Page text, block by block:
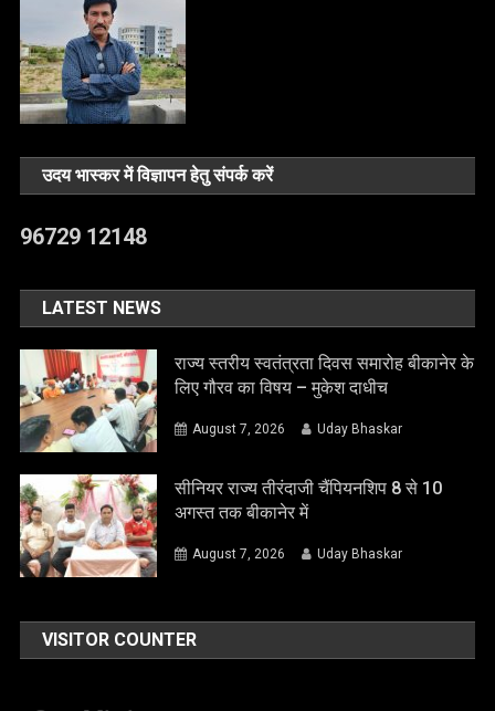
उदय भास्कर में विज्ञापन हेतु संपर्क करें
96729 12148
LATEST NEWS
राज्य स्तरीय स्वतंत्रता दिवस समारोह बीकानेर के
लिए गौरव का विषय – मुकेश दाधीच
August 7, 2026 Uday Bhaskar
सीनियर राज्य तीरंदाजी चैंपियनशिप 8 से 10
अगस्त तक बीकानेर में
August 7, 2026 Uday Bhaskar
VISITOR COUNTER